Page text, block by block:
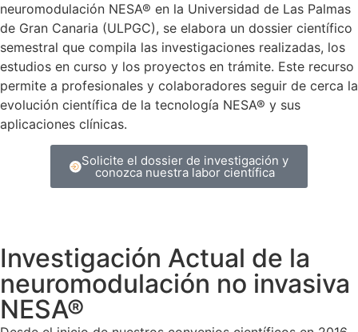
neuromodulación NESA® en la Universidad de Las Palmas
de Gran Canaria (ULPGC), se elabora un dossier científico
semestral que compila las investigaciones realizadas, los
estudios en curso y los proyectos en trámite. Este recurso
permite a profesionales y colaboradores seguir de cerca la
evolución científica de la tecnología NESA® y sus
aplicaciones clínicas.
Solicite el dossier de investigación y
conozca nuestra labor científica
Investigación Actual de la
neuromodulación no invasiva
NESA®